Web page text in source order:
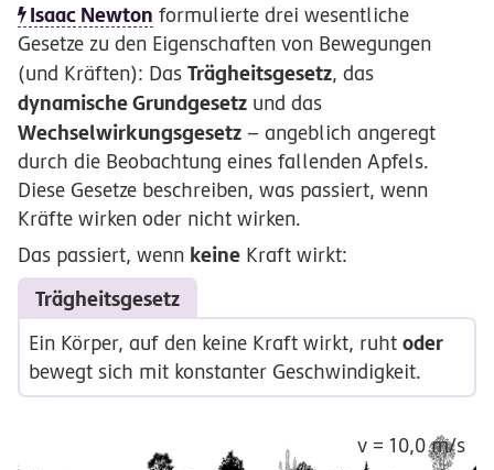
Isaac Newton formulierte drei wesentliche
Gesetze zu den Eigenschaften von Bewegungen
(und Kräften): Das Trägheitsgesetz, das
dynamische Grundgesetz und das
Wechselwirkungsgesetz – angeblich angeregt
durch die Beobachtung eines fallenden Apfels.
Diese Gesetze beschreiben, was passiert, wenn
Kräfte wirken oder nicht wirken.
Das passiert, wenn keine Kraft wirkt:
Trägheitsgesetz
Ein Körper, auf den keine Kraft wirkt, ruht oder
bewegt sich mit konstanter Geschwindigkeit.
v = 10,0 m/s